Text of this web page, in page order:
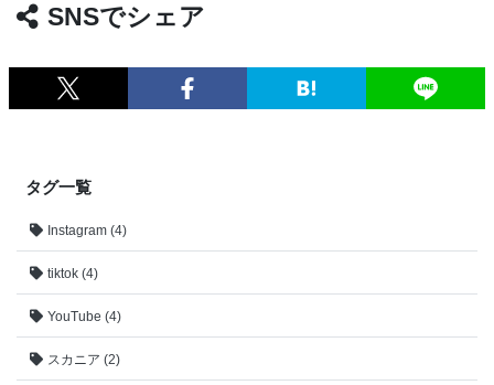
SNSでシェア
タグ一覧
Instagram (4)
tiktok (4)
YouTube (4)
スカニア (2)